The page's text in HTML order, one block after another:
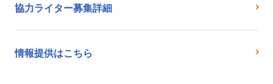
協力ライター募集詳細
情報提供はこちら